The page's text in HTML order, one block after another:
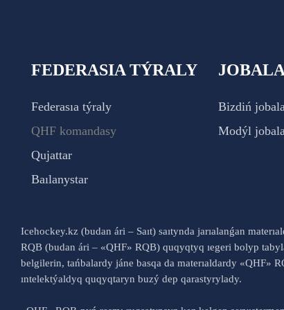
FEDERASIA TÝRALY
Federasıa týraly
QHF komandasy
Qujattar
Baılanystar
Bizdiń
Modýl
Icehockey.kz (budan ári – Saıt) saıtynda jarıalanǵan
RQB (budan ári – «QHF» RQB) quqyqtyq ıegeri bolyp
belgilerin, tańbalardy jáne basqa da materıaldardy «QHF»
ıntelektýaldyq quqyqtaryn buzý dep qarastyrylady.